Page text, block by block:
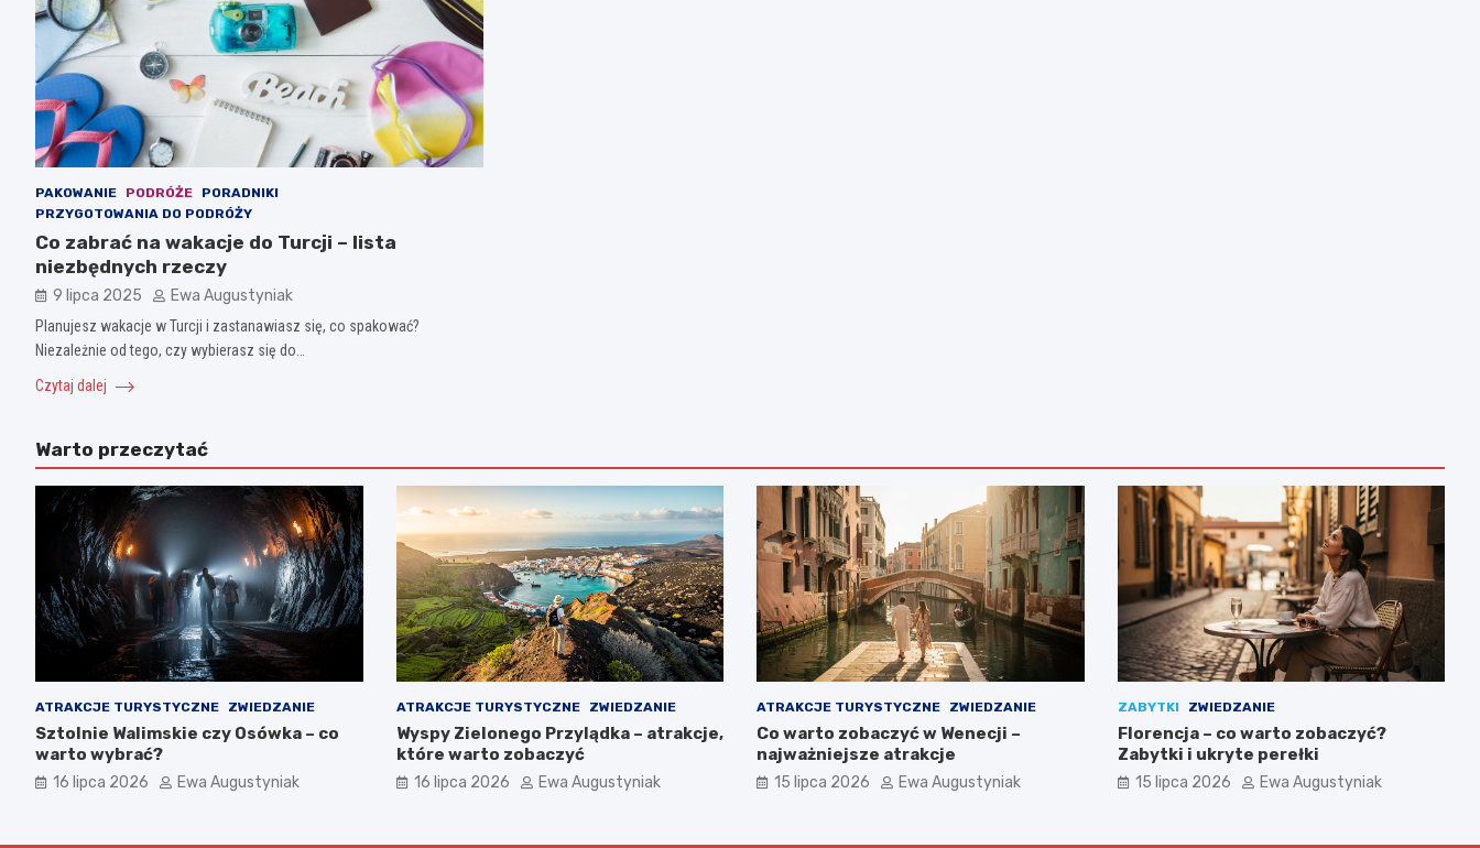
PAKOWANIE PODRÓŻE
PORADNIKI
PRZYGOTOWANIA DO PODRÓŻY
Co zabrać na wakacje do Turcji – lista
niezbędnych rzeczy
9 lipca 2025 Ewa Augustyniak
Planujesz wakacje w Turcji i zastanawiasz się, co spakować?
Niezależnie od tego, czy wybierasz się do…
Czytaj dalej
Warto przeczytać
ATRAKCJE TURYSTYCZNE ZWIEDZANIE
Sztolnie Walimskie czy Osówka – co
warto wybrać?
16 lipca 2026 Ewa Augustyniak
ATRAKCJE TURYSTYCZNE ZWIEDZANIE
Wyspy Zielonego Przylądka – atrakcje,
które warto zobaczyć
16 lipca 2026 Ewa Augustyniak
ATRAKCJE TURYSTYCZNE ZWIEDZANIE
Co warto zobaczyć w Wenecji –
najważniejsze atrakcje
15 lipca 2026 Ewa Augustyniak
ZABYTKI ZWIEDZANIE
Florencja – co warto zobaczyć?
Zabytki i ukryte perełki
15 lipca 2026 Ewa Augustyniak